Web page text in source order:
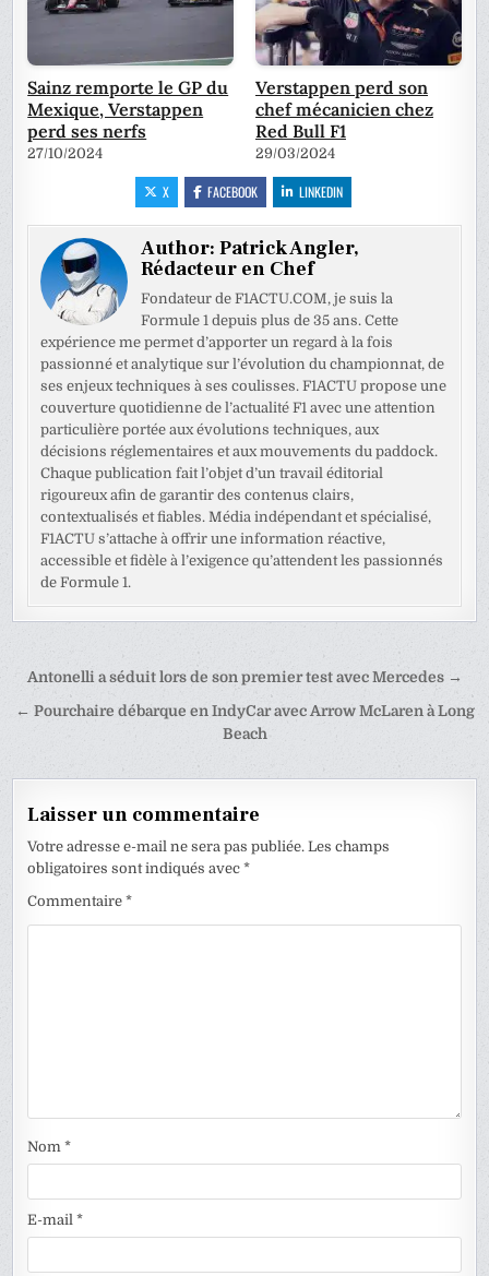
Sainz remporte le GP du
Mexique, Verstappen
perd ses nerfs
27/10/2024
Verstappen perd son
chef mécanicien chez
Red Bull F1
29/03/2024
X FACEBOOK LINKEDIN
Author:Patrick Angler,
Rédacteur en Chef
Fondateur de F1ACTU.COM, je suis la
Formule 1 depuis plus de 35 ans. Cette
expérience me permet d’apporter un regard à la fois
passionné et analytique sur l’évolution du championnat, de
ses enjeux techniques à ses coulisses. F1ACTU propose une
couverture quotidienne de l’actualité F1 avec une attention
particulière portée aux évolutions techniques, aux
décisions réglementaires et aux mouvements du paddock.
Chaque publication fait l’objet d’un travail éditorial
rigoureux afin de garantir des contenus clairs,
contextualisés et fiables. Média indépendant et spécialisé,
F1ACTU s’attache à offrir une information réactive,
accessible et fidèle à l’exigence qu’attendent les passionnés
de Formule 1.
Navigation
de
Antonelli a séduit lors de son premier test avec Mercedes →
← Pourchaire débarque en IndyCar avec Arrow McLaren à Long
Beach
Laisser un commentaire
Votre adresse e-mail ne sera pas publiée. Les champs
obligatoires sont indiqués avec*
Commentaire*
Nom*
E-mail*